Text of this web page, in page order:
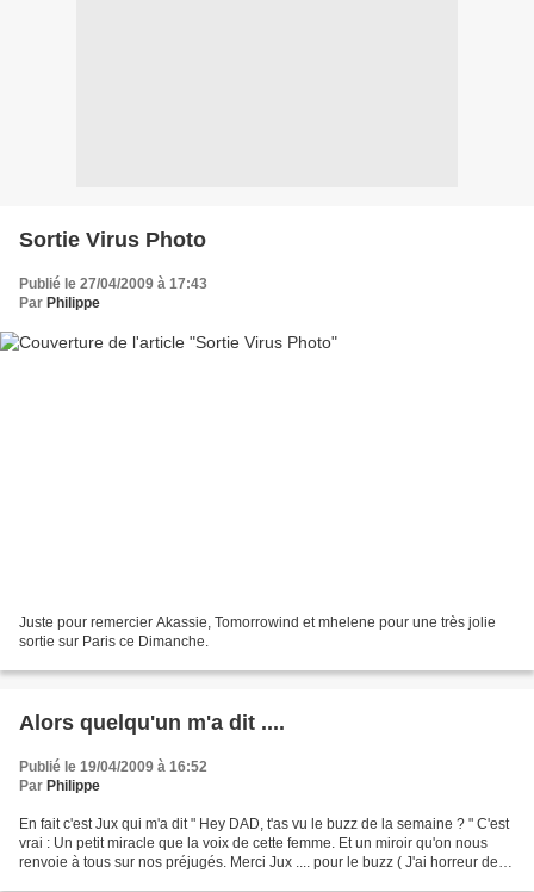
Sortie Virus Photo
Publié le 27/04/2009 à 17:43
Par Philippe
Juste pour remercier Akassie, Tomorrowind et mhelene pour une très jolie
sortie sur Paris ce Dimanche.
Alors quelqu'un m'a dit ....
Publié le 19/04/2009 à 16:52
Par Philippe
En fait c'est Jux qui m'a dit " Hey DAD, t'as vu le buzz de la semaine ? " C'est
vrai : Un petit miracle que la voix de cette femme. Et un miroir qu'on nous
renvoie à tous sur nos préjugés. Merci Jux .... pour le buzz ( J'ai horreur de